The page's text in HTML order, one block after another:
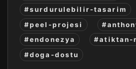
#surdurulebilir-tasarim
#peel-projesi
#endonezya
#atiktan-
#doga-dostu